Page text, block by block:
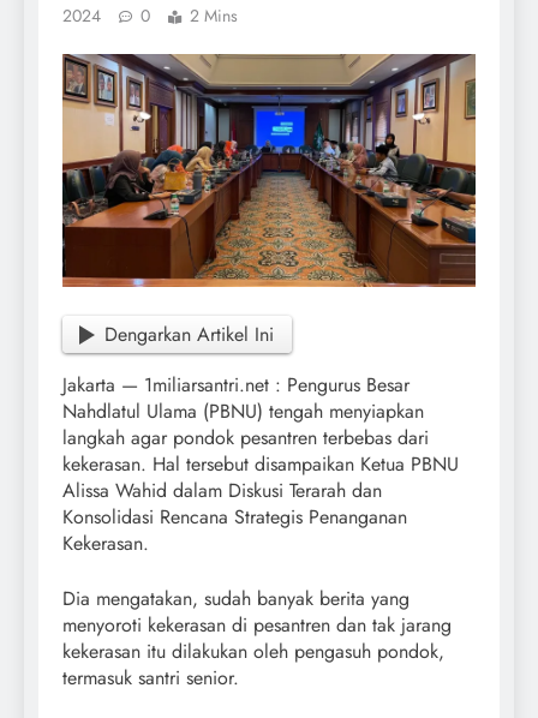
2024
0 2 Mins
Dengarkan Artikel Ini
Jakarta — 1miliarsantri.net : Pengurus Besar
Nahdlatul Ulama (PBNU) tengah menyiapkan
langkah agar pondok pesantren terbebas dari
kekerasan. Hal tersebut disampaikan Ketua PBNU
Alissa Wahid dalam Diskusi Terarah dan
Konsolidasi Rencana Strategis Penanganan
Kekerasan.
Dia mengatakan, sudah banyak berita yang
menyoroti kekerasan di pesantren dan tak jarang
kekerasan itu dilakukan oleh pengasuh pondok,
termasuk santri senior.